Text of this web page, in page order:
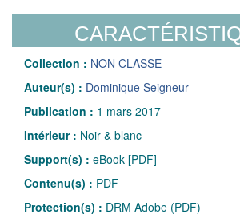
Collection : NON CLASSE
Auteur(s) : Dominique Seigneur
Publication : 1 mars 2017
Intérieur : Noir & blanc
Support(s) : eBook [PDF]
Contenu(s) : PDF
Protection(s) : DRM Adobe (PDF)